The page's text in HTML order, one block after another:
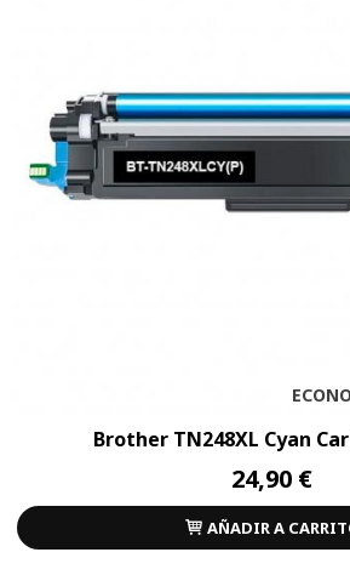
Brother TN248XL Cyan
24,90 €
AÑADIR A